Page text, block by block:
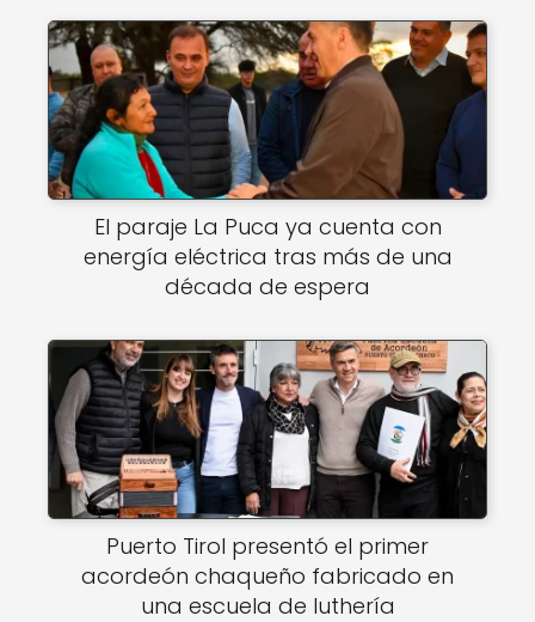
El paraje La Puca ya cuenta con
energía eléctrica tras más de una
década de espera
Puerto Tirol presentó el primer
acordeón chaqueño fabricado en
una escuela de luthería